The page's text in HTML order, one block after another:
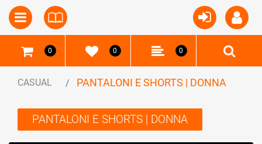
Open Open menu
0 0 0
CASUAL PANTALONI E SHORTS | DONNA
PANTALONI E SHORTS | DONNA